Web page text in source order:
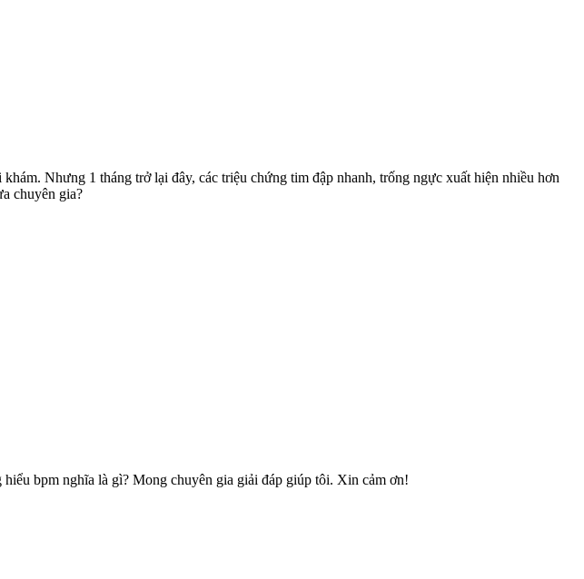
Nhưng 1 tháng trở lại đây, các triệu chứng tim đập nhanh, trống ngực xuất hiện nhiều hơn
chuyên gia?
bpm nghĩa là gì? Mong chuyên gia giải đáp giúp tôi. Xin cảm ơn!